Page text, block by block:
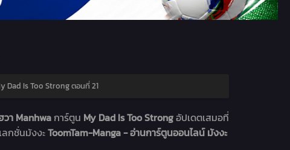
Dad Is Too Strong ตอนที่ 21
า Manhwaการ์ตูน My Dad Is Too Strongอัปเดตเสมอที่
กชั่นมังงะToomTam-Manga - อ่านการ์ตูนออนไลน์ มังงะ